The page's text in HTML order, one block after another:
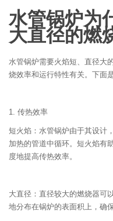
水管锅炉为
大直径的燃
水管锅炉需要火焰短、直径大
烧效率和运行特性有关。下面
1. 传热效率
短火焰：水管锅炉由于其设计
加热的管道中循环。短火焰有
度地提高传热效率。
大直径：直径较大的燃烧器可
地分布在锅炉的表面积上，确